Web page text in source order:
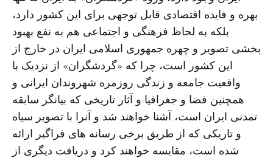
بهره و فایده اقتصادی قابل توجهی برای این کشور دارد،
بلکه به لحاظ فرهنگی و اجتماعی هم به نفع بهبود
بخشی تصویر و چهره جمهوری اسلامی ایران در خارج از
این کشور است، چرا که «گردشگران» از نزدیک با
واقعیت جامعه و زندگی روزمره شهروندان ایرانی و
همچنین فضا و جغرافیا و آثار تاریخی که بیانگر سابقه
تمدنی ایران است، آشنا خواهند شد و آنرا با تصویر سیاه
و تاریکی که از طریق برخی رسانه های فراگیر ارائه
شده است، مقایسه خواهند کرد و دریافت دیگری از